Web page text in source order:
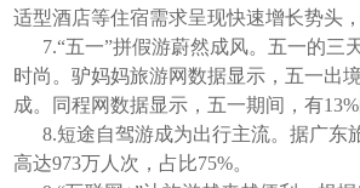
适型酒店等住宿需求呈现快速增长势头，
7.“五一”拼假游蔚然成风。五一的
时尚。驴妈妈旅游网数据显示，五一出
成。同程网数据显示，五一期间，有
8.短途自驾游成为出行主流。据广东
高达973万人次，占比75%。